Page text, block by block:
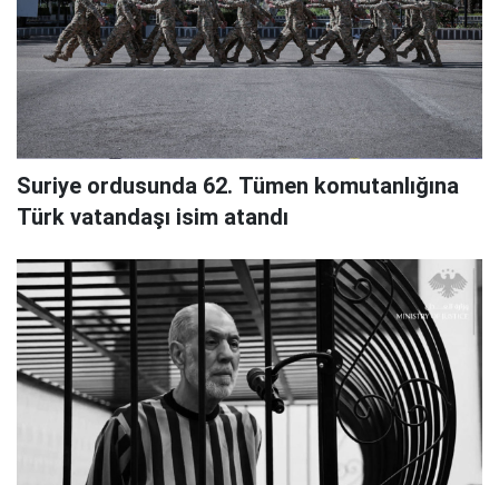
Suriye ordusunda 62. Tümen komutanlığına
Türk vatandaşı isim atandı